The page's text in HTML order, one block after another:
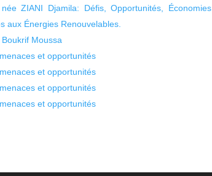
ZIANI Djamila: Défis, Opportunités, Économies
aux Énergies Renouvelables.
Moussa
et opportunités
et opportunités
et opportunités
et opportunités